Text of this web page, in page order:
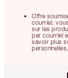
Offre
courriel,
sur les
par courriel
savoir plus